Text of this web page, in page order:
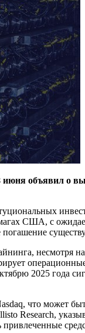
объявил о
США, с
несмотря
2025 года
что может
Research,